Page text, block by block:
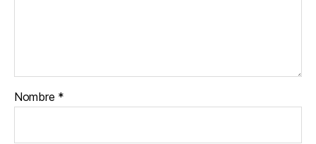
Nombre *